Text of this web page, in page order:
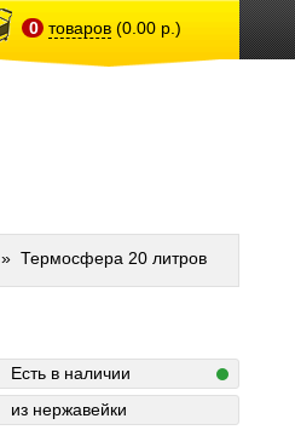
0 товаров(0.00 р.)
» Термосфера 20 литров
Есть в наличии
из нержавейки